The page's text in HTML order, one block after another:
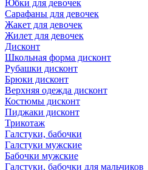
Юбки для девочек
Сарафаны для девочек
Жакет для девочек
Жилет для девочек
Дисконт
Школьная форма дисконт
Рубашки дисконт
Брюки дисконт
Верхняя одежда дисконт
Костюмы дисконт
Пиджаки дисконт
Трикотаж
Галстуки, бабочки
Галстуки мужские
Бабочки мужские
Галстуки, бабочки для мальчиков